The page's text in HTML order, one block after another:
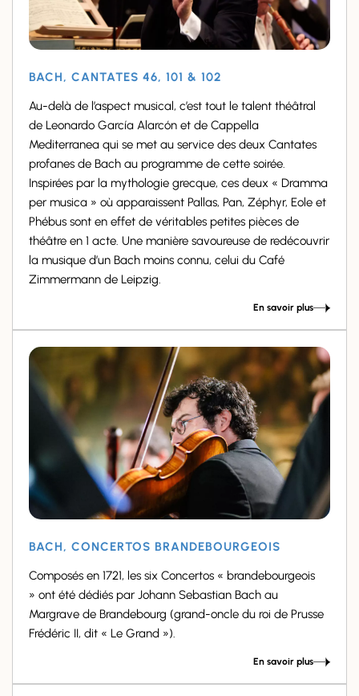
BACH, CANTATES 46, 101 & 102
Au-delà de l’aspect musical, c’est tout le talent théâtral
de Leonardo García Alarcón et de Cappella
Mediterranea qui se met au service des deux Cantates
profanes de Bach au programme de cette soirée.
Inspirées par la mythologie grecque, ces deux « Dramma
per musica » où apparaissent Pallas, Pan, Zéphyr, Eole et
Phébus sont en effet de véritables petites pièces de
théâtre en 1 acte. Une manière savoureuse de redécouvrir
la musique d’un Bach moins connu, celui du Café
Zimmermann de Leipzig.
En savoir plus
BACH, CONCERTOS BRANDEBOURGEOIS
Composés en 1721, les six Concertos « brandebourgeois
» ont été dédiés par Johann Sebastian Bach au
Margrave de Brandebourg (grand-oncle du roi de Prusse
Frédéric II, dit « Le Grand »).
En savoir plus